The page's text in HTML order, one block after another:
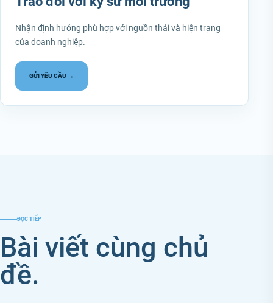
Nhận định hướng phù hợp với nguồn thải và hiện trạng
của doanh nghiệp.
GỬI YÊU CẦU →
ĐỌC TIẾP
Bài viết cùng chủ
đề.